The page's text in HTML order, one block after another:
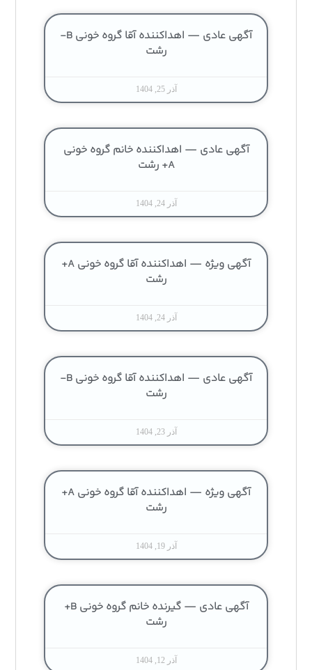
آگهی عادی — اهداکننده آقا گروه خونی B-
رشت
آذر 25, 1404
آگهی عادی — اهداکننده خانم گروه خونی
A+ رشت
آذر 24, 1404
آگهی ویژه — اهداکننده آقا گروه خونی A+
رشت
آذر 24, 1404
آگهی عادی — اهداکننده آقا گروه خونی B-
رشت
آذر 23, 1404
آگهی ویژه — اهداکننده آقا گروه خونی A+
رشت
آذر 19, 1404
آگهی عادی — گیرنده خانم گروه خونی B+
رشت
آذر 12, 1404